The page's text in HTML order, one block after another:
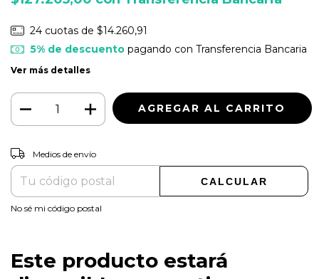
24 cuotas de $14.260,91
5% de descuentopagando con Transferencia Bancaria
Ver más detalles
Entregas para el CP:
Medios de envío
CALCULAR
No sé mi código postal
Este producto estará